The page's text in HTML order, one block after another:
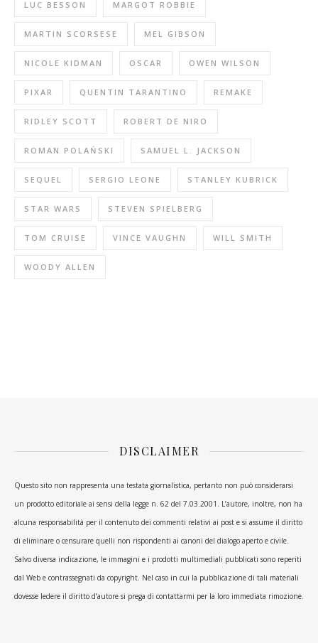
LUC BESSON MARGOT ROBBIE
MARTIN SCORSESE MEL GIBSON
NICOLE KIDMAN OSCAR OWEN WILSON
PIXAR QUENTIN TARANTINO REMAKE
RIDLEY SCOTT ROBERT DE NIRO
ROMAN POLAŃSKI SAMUEL L. JACKSON
SEQUEL SERGIO LEONE STANLEY KUBRICK
STAR WARS STEVEN SPIELBERG
TOM CRUISE VINCE VAUGHN WILL SMITH
WOODY ALLEN
DISCLAIMER
Questo sito non rappresenta una testata giornalistica, pertanto non può considerarsi
un prodotto editoriale ai sensi della legge n. 62 del 7.03.2001. L’autore, inoltre, non ha
alcuna responsabilità per il contenuto dei commenti relativi ai post e si assume il diritto
di eliminare o censurare quelli non rispondenti ai canoni del dialogo aperto e civile.
Salvo diversa indicazione, le immagini e i prodotti multimediali pubblicati sono reperiti
dal Web e contrassegnati da copyright. Nel caso in cui la pubblicazione di tali materiali
dovesse ledere il diritto d’autore si prega di contattarmi per la loro immediata rimozione.